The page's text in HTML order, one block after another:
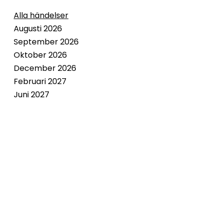
Alla händelser
Augusti 2026
September 2026
Oktober 2026
December 2026
Februari 2027
Juni 2027